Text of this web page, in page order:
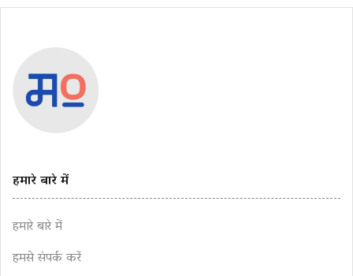
हमारे बारे में
हमारे बारे में
हमसे संपर्क करें